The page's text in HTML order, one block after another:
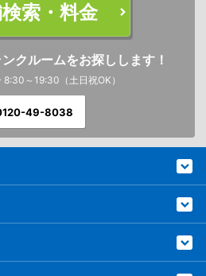
索・料金
クルームをお探しします！
8:30～19:30（土日祝OK）
49-8038